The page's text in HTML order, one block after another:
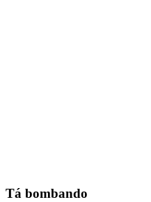
Tá bombando